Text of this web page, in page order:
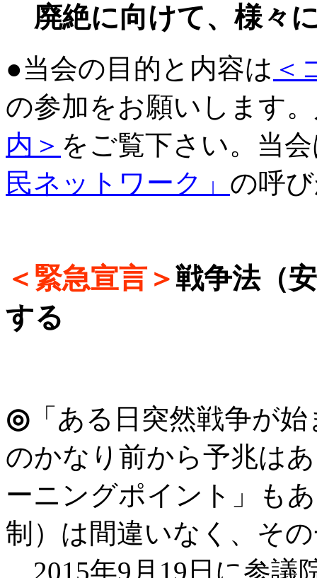
廃絶に向けて、様々
●当会の目的と内容は ＜
の参加をお願いします
内＞ をご覧下さい。当
民ネットワーク」 の呼
＜緊急宣言＞戦争法（
する
◎ 「ある日突然戦争が
のかなり前から予兆は
ーニングポイント」も
制）は間違いなく、そ
2015年9月19日に参議